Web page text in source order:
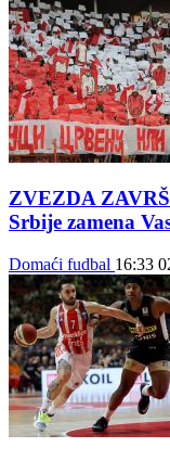
ZVEZDA
Srbije zamena
Domaći fudbal 16:33